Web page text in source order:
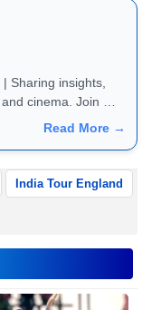
Sharing insights,
cinema. Join me
Read More →
India Tour England